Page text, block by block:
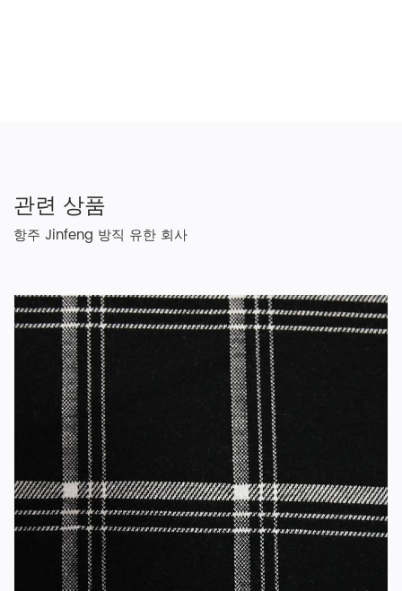
관련 상품
항주 Jinfeng 방직 유한 회사